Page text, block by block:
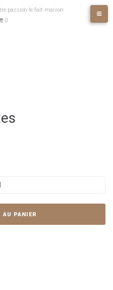
passion le fait maison
0
AU PANIER